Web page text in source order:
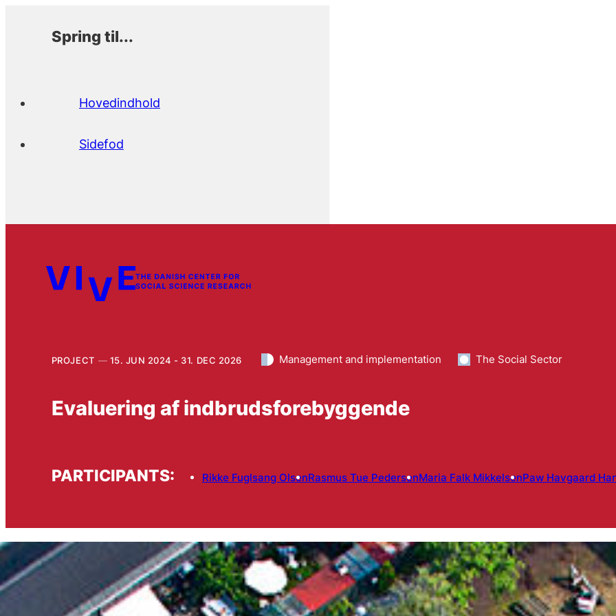
Spring til...
Hovedindhold
Sidefod
PROJECT 15. JUN 2024 - 31. DEC 2026 Management and implementation The Social Sector
Evaluering af indbrudsforebyggende
PARTICIPANTS: Rikke Fuglsang OlsenRasmus Tue PedersenMaria Falk MikkelsenPaw Havgaard